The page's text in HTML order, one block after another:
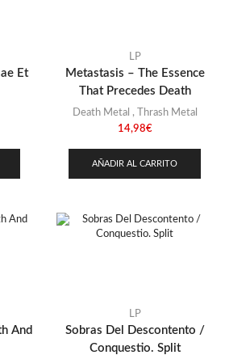
Et
LP
Metastasis – The Essence
That Precedes Death
Death Metal ,
Thrash Metal
14,98€
AÑADIR AL CARRITO
And
LP
Sobras Del Descontento /
Conquestio. Split